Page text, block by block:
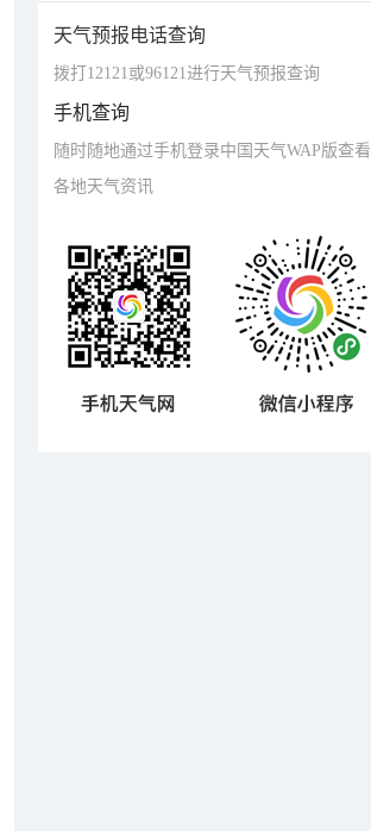
天气预报电话查询
拨打12121或96121进行天气预报查询
手机查询
随时随地通过手机登录中国天气WAP版查看
各地天气资讯